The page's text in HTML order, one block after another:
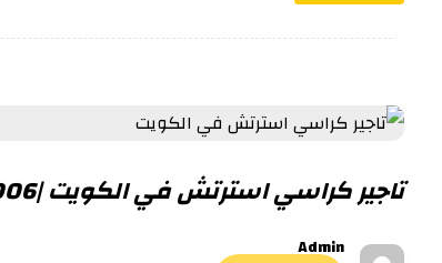
تاجير كراسي استرتش في الكويت |56632006|
Admin